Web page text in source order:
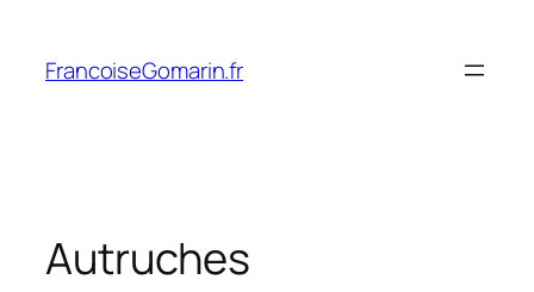
contenu
FrancoiseGomarin.fr
Autruches